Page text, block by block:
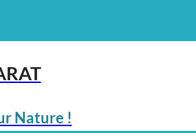
Nature !